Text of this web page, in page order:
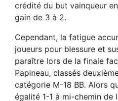
crédité du but vainqueur
gain de 3 à 2.
Cependant, la fatigue
joueurs pour blessure et
paraître lors de la finale
Papineau, classés
catégorie M-18 BB. Alors
égalité 1-1 à mi-chemin de